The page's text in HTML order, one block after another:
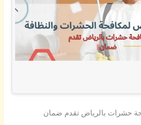
حشرات بالرياض تقدم ضمان